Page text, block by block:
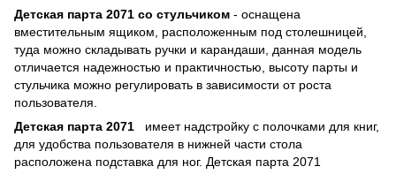
Детская парта 2071 со стульчиком - оснащена
вместительным ящиком, расположенным под столешницей,
туда можно складывать ручки и карандаши, данная модель
отличается надежностью и практичностью, высоту парты и
стульчика можно регулировать в зависимости от роста
пользователя.
Детская парта 2071 имеет надстройку с полочками для книг,
для удобства пользователя в нижней части стола
расположена подставка для ног. Детская парта 2071